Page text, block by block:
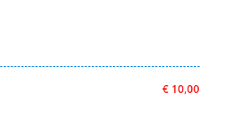
€ 10,00